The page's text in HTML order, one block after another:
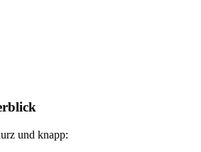
und knapp: